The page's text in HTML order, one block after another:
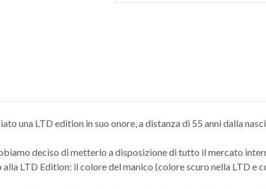
una LTD edition in suo onore, a distanza di 55 anni dalla
deciso di metterlo a disposizione di tutto il mercato
LTD Edition: il colore del manico (colore scuro nella LTD e